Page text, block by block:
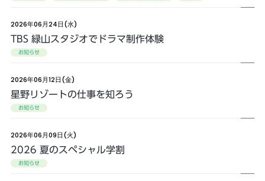
2026年06月24日(水)
TBS 緑山スタジオでドラマ制作体験
お知らせ
2026年06月12日(金)
星野リゾートの仕事を知ろう
お知らせ
2026年06月09日(火)
2026 夏のスペシャル学割
お知らせ